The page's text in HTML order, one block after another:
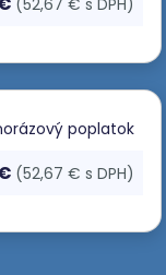
(52,67 € s DPH)
poplatok
(52,67 € s DPH)